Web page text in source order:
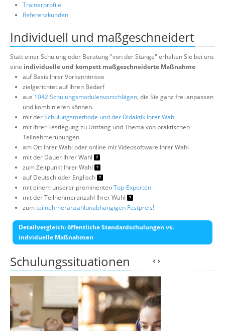
Trainerprofile
Referenzkunden
Individuell und maßgeschneidert
Statt einer Schulung oder Beratung "von der Stange" erhalten Sie bei uns
eine individuelle und kompett maßgeschneiderte Maßnahme
auf Basis Ihrer Vorkenntnisse
zielgerichtet auf Ihren Bedarf
aus 1042 Schulungsmodulenvorschlägen, die Sie ganz frei anpassen
und kombinieren können.
mit derSchulungsmethode und der Didaktik Ihrer Wahl
mit Ihrer Festlegung zu Umfang und Thema von praktischen
Teilnehmerübungen
am Ort Ihrer Wahl oder online mit Videosoftware Ihrer Wahl
mit der Dauer Ihrer Wahl
zum Zeitpunkt Ihrer Wahl
auf Deutsch oder Englisch
mit einem unserer prominentenTop-Experten
mit der Teilnehmeranzahl Ihrer Wahl
zumteilnehmeranzahlunabhängigen Festpreis!
Detailvergleich: öffentliche Standardschulungen vs.
indviduelle Maßnahmen
Schulungssituationen